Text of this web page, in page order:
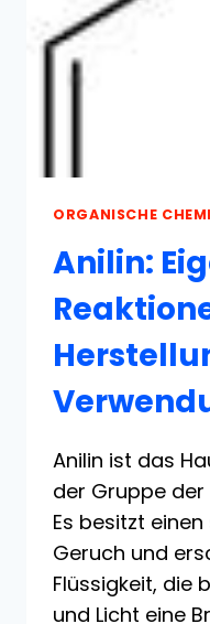
ORGANISCHE
Anilin:
Anilin ist das
der Gruppe
Es besitzt
Geruch und
Flüssigkeit, die
und Licht eine